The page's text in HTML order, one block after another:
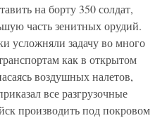
на борту 350 солдат,
часть зенитных орудий.
усложняли задачу во много
как в открытом
воздушных налетов,
все разгрузочные
производить под покровом